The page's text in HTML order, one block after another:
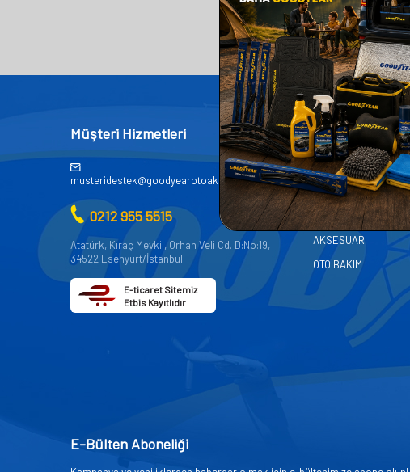
Müşteri Hizmetleri
musteridestek@goodyearotoaksesuar.com.tr
0212 955 5515
Atatürk, Kıraç Mevkii, Orhan Veli Cd. D:No:19,
34522 Esenyurt/İstanbul
E-ticaret Sitemiz
Etbis Kayıtlıdır
Kategoriler
AKÜ
OTO KİMYASALLARI
OTO YEDEK PARÇA
AKSESUAR
OTO BAKIM
E-Bülten Aboneliği